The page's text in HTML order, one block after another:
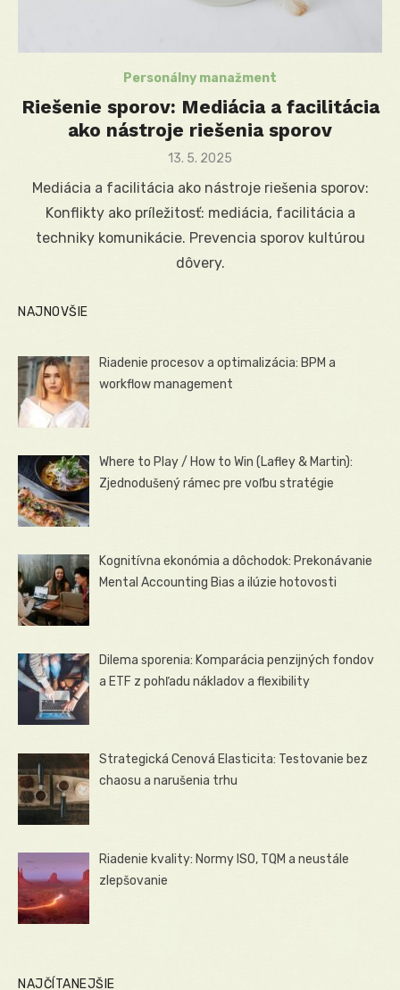
Personálny manažment
Riešenie sporov: Mediácia a facilitácia
ako nástroje riešenia sporov
Posted
13. 5. 2025
Mediácia a facilitácia ako nástroje riešenia sporov:
Konflikty ako príležitosť: mediácia, facilitácia a
techniky komunikácie. Prevencia sporov kultúrou
dôvery.
NAJNOVŠIE
Riadenie procesov a optimalizácia: BPM a
workflow management
Where to Play / How to Win (Lafley & Martin):
Zjednodušený rámec pre voľbu stratégie
Kognitívna ekonómia a dôchodok: Prekonávanie
Mental Accounting Bias a ilúzie hotovosti
Dilema sporenia: Komparácia penzijných fondov
a ETF z pohľadu nákladov a flexibility
Strategická Cenová Elasticita: Testovanie bez
chaosu a narušenia trhu
Riadenie kvality: Normy ISO, TQM a neustále
zlepšovanie
NAJČÍTANEJŠIE